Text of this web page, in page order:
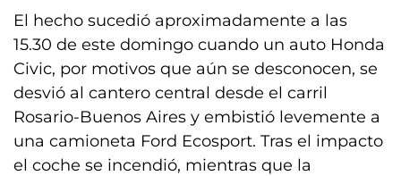
El hecho sucedió aproximadamente a las
15.30 de este domingo cuando un auto Honda
Civic, por motivos que aún se desconocen, se
desvió al cantero central desde el carril
Rosario-Buenos Aires y embistió levemente a
una camioneta Ford Ecosport. Tras el impacto
el coche se incendió, mientras que la